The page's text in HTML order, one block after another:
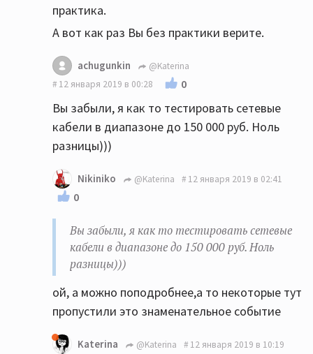
практика.
А вот как раз Вы без практики верите.
achugunkin
@Katerina
12 января 2019 в 00:28
0
Вы забыли, я как то тестировать сетевые
кабели в диапазоне до 150 000 руб. Ноль
разницы)))
Nikiniko @Katerina 12 января 2019 в 02:41
0
Вы забыли, я как то тестировать сетевые
кабели в диапазоне до 150 000 руб. Ноль
разницы)))
ой, а можно поподробнее,a то некоторые тут
пропустили это знаменательное событие
Katerina @Katerina 12 января 2019 в 10:19